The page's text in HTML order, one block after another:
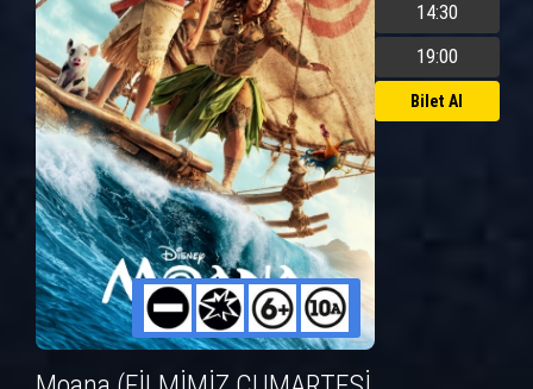
14:30
19:00
Bilet Al